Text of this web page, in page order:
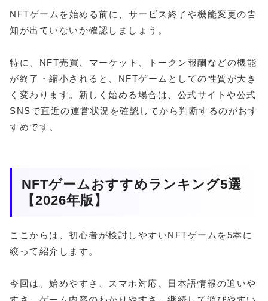
NFTゲームを始める前に、サービス終了や機能変更の告
知が出ていないか確認しましょう。
特に、NFT売買、マーケット、トークン報酬などの機能
が終了・縮小されると、NFTゲームとしての性質が大き
く変わります。新しく始める場合は、公式サイトや公式
SNSで直近の運営状況を確認してから判断するのがおす
すめです。
NFTゲームおすすめランキング5選
【2026年版】
ここからは、初心者が検討しやすいNFTゲームを5本に
絞って紹介します。
今回は、始めやすさ、スマホ対応、日本語情報の追いや